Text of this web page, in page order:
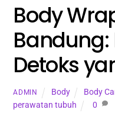
Body
Detoks
ADMIN Body Body
perawatan tubuh
0